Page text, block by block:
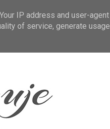
IP address and user-agent
of service, generate usage